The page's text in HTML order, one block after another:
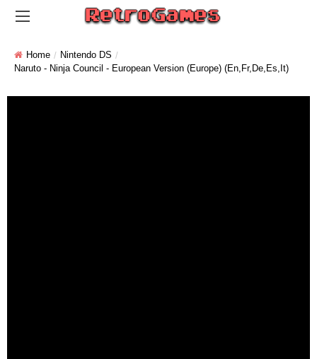
Home
Nintendo DS
Naruto - Ninja Council - European Version (Europe) (En,Fr,De,Es,It)